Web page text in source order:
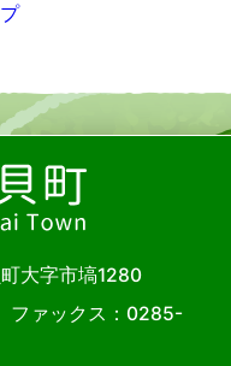
大字市塙1280
ファックス：0285-